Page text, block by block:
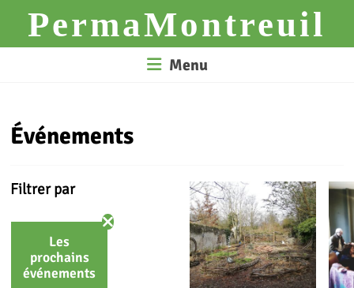
contentPermaMontreuil
Menu
Événements
Filtrer par
Les
prochains
événements